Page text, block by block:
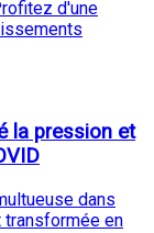
d'une
la pression et
dans
en